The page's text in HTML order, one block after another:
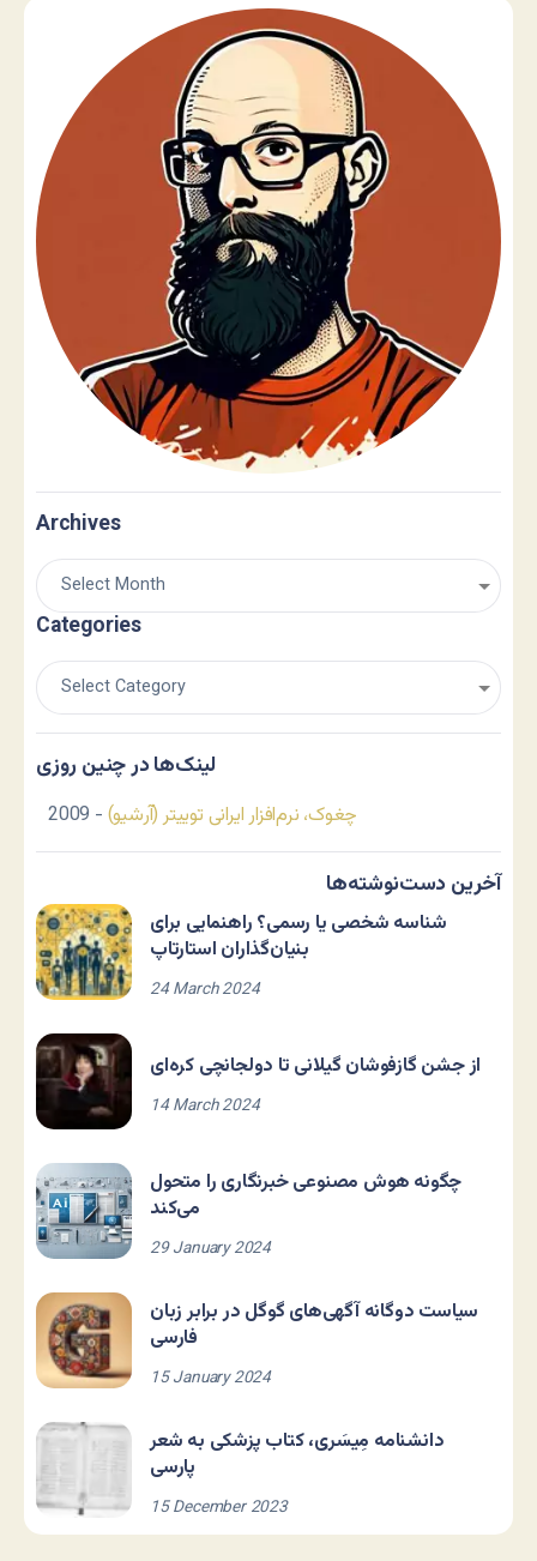
Archives
Categories
لینک‌ها در چنین روزی
چغوک، نرم‌افزار ایرانی توییتر (آرشیو) - 2009
آخرین دست‌نوشته‌ها
شناسه شخصی یا رسمی؟ راهنمایی برای
بنیان‌گذاران استارتاپ
24 March 2024
از جشن گازفوشان گیلانی تا دولجانچی کره‌ای
14 March 2024
چگونه هوش مصنوعی خبرنگاری را متحول
می‌کند
29 January 2024
سیاست دوگانه آگهی‌های گوگل در برابر زبان
فارسی
15 January 2024
دانشنامه مِیسَری، کتاب پزشکی به شعر
پارسی
15 December 2023